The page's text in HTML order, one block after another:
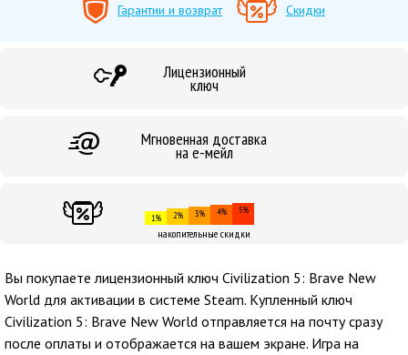
Гарантии и возврат Скидки
Лицензионный
ключ
Мгновенная доставка
на е-мейл
1% 2% 3% 4% 5%
накопительные скидки
Вы покупаете лицензионный ключ Civilization 5: Brave New
World для активации в системе Steam. Купленный ключ
Civilization 5: Brave New World отправляется на почту сразу
после оплаты и отображается на вашем экране. Игра на